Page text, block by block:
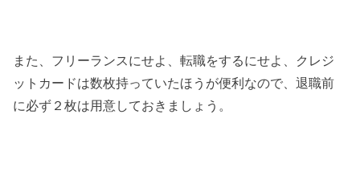
また、フリーランスにせよ、転職をするにせよ、クレジ
ットカードは数枚持っていたほうが便利なので、退職前
に必ず２枚は用意しておきましょう。